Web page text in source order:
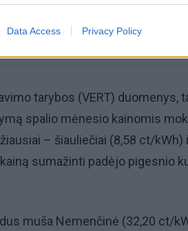
Data Access Privacy Policy
kas graužikus gąsdina labiau
tarybos (VERT) duomenys,
spalio mėnesio kainomis
– šiauliečiai (8,58 ct/kWh)
sumažinti padėjo pigesnio
muša Nemenčinė (32,20 ct/